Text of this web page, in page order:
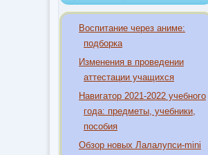
Воспитание через аниме:
подборка
Изменения в проведении
аттестации учащихся
Навигатор 2021-2022 учебного
года: предметы, учебники,
пособия
Обзор новых Лалалупси-mini